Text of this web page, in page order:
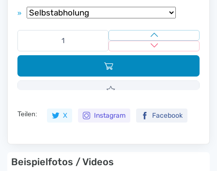
»
Teilen: X Instagram Facebook
Beispielfotos / Videos